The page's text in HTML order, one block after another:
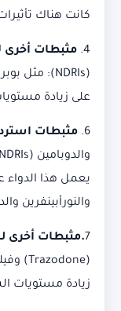
كانت هناك
4. مثبطات أخرى
على زيادة
6. مثبطات
يعمل هذا الدواء
والنورأبينفرين
7.مثبطات أخرى
زيادة مستويات